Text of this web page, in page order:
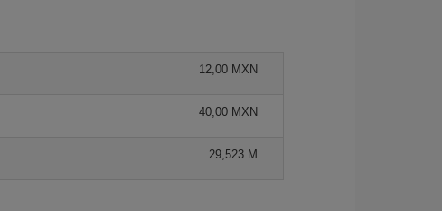
12,00 MXN
40,00 MXN
29,523 M